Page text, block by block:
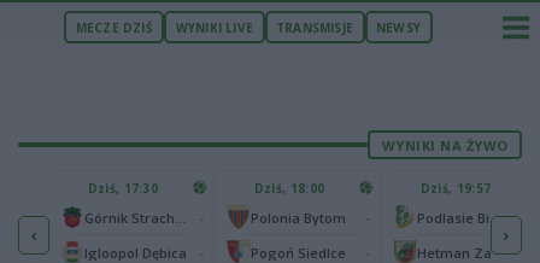
MECZE DZIŚ WYNIKI LIVE TRANSMISJE NEWSY
WYNIKI NA ŻYWO
‹
65
25
Dziś, 17:30
Igloopol Dębica
Dziś, 18:00
Polonia Bytom
Pogoń Siedlce
Dziś, 19:57
Podlasie Biała Podlaska
Hetman Zamość
›